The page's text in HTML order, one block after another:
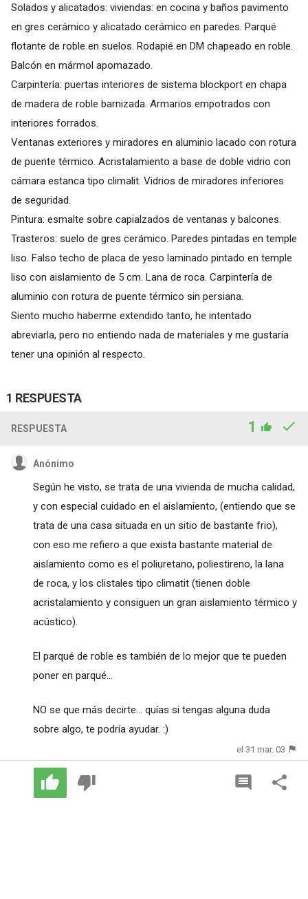
Solados y alicatados: viviendas: en cocina y baños pavimento
en gres cerámico y alicatado cerámico en paredes. Parqué
flotante de roble en suelos. Rodapié en DM chapeado en roble.
Balcón en mármol apomazado.
Carpintería: puertas interiores de sistema blockport en chapa
de madera de roble barnizada. Armarios empotrados con
interiores forrados.
Ventanas exteriores y miradores en aluminio lacado con rotura
de puente térmico. Acristalamiento a base de doble vidrio con
cámara estanca tipo climalit. Vidrios de miradores inferiores
de seguridad.
Pintura: esmalte sobre capialzados de ventanas y balcones.
Trasteros: suelo de gres cerámico. Paredes pintadas en temple
liso. Falso techo de placa de yeso laminado pintado en temple
liso con aislamiento de 5 cm. Lana de roca. Carpintería de
aluminio con rotura de puente térmico sin persiana.
Siento mucho haberme extendido tanto, he intentado
abreviarla, pero no entiendo nada de materiales y me gustaría
tener una opinión al respecto.
1 RESPUESTA
RESPUESTA 1
Anónimo
Según he visto, se trata de una vivienda de mucha calidad,
y con especial cuidado en el aislamiento, (entiendo que se
trata de una casa situada en un sitio de bastante frio),
con eso me refiero a que exista bastante material de
aislamiento como es el poliuretano, poliestireno, la lana
de roca, y los clistales tipo climatit (tienen doble
acristalamiento y consiguen un gran aislamiento térmico y
acústico).
El parqué de roble es también de lo mejor que te pueden
poner en parqué...
NO se que más decirte... quías si tengas alguna duda
sobre algo, te podría ayudar. :)
el 31 mar. 03